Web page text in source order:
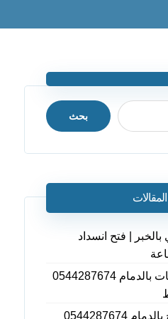
بحث
| فتح انسداد
تسليك مجاري الحمامات بالدمام 0544287674
تسليك مجاري المطبخ بالدمام 0544287674